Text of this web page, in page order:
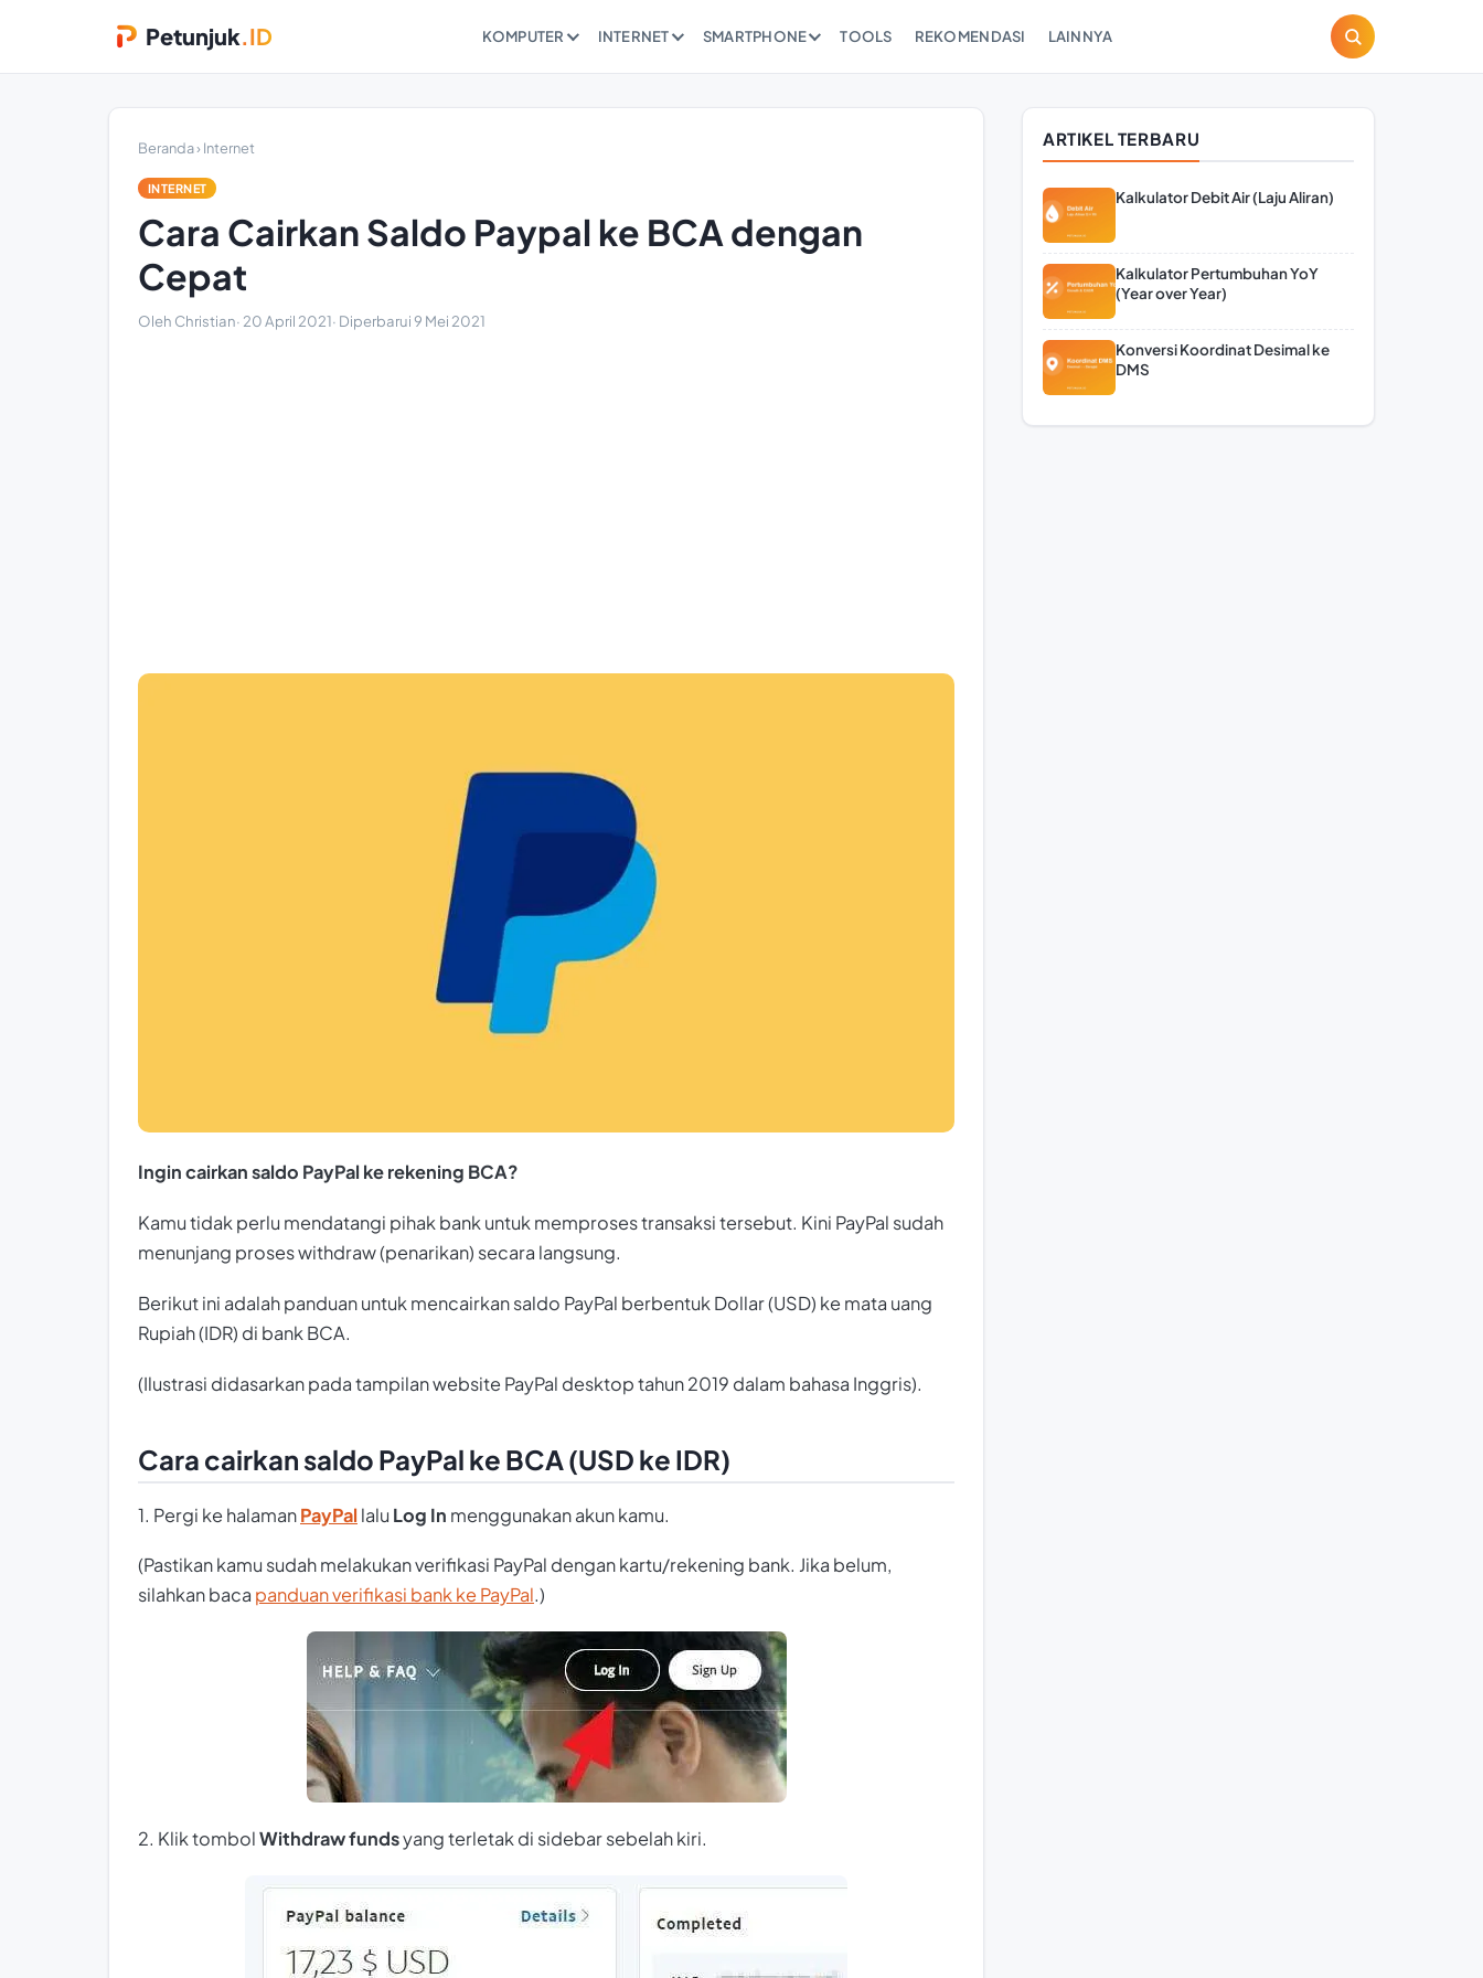
Petunjuk.ID KOMPUTER INTERNET SMARTPHONE TOOLS REKOMENDASI LAINNYA
Beranda›Internet
INTERNET
Cara Cairkan Saldo Paypal ke BCA dengan
Cepat
Oleh Christian· 20 April 2021· Diperbarui9 Mei 2021
Ingin cairkan saldo PayPal ke rekening BCA?
Kamu tidak perlu mendatangi pihak bank untuk memproses transaksi tersebut. Kini PayPal sudah
menunjang proseswithdraw(penarikan) secara langsung.
Berikut ini adalah panduan untuk mencairkan saldo PayPal berbentuk Dollar (USD) ke mata uang
Rupiah (IDR) di bank BCA.
(Ilustrasi didasarkan pada tampilan website PayPal desktop tahun 2019 dalam bahasa Inggris).
Cara cairkan saldo PayPal ke BCA (USD ke IDR)
1. Pergi ke halamanPayPallalu Log In menggunakan akun kamu.
(Pastikan kamu sudah melakukan verifikasi PayPal dengan kartu/rekening bank. Jika belum,
silahkan baca panduan verifikasi bank ke PayPal.)
2. Klik tombolWithdraw fundsyang terletak di sidebar sebelah kiri.
ARTIKEL TERBARU
Kalkulator Debit Air (Laju Aliran)
Kalkulator Pertumbuhan YoY
(Year over Year)
Konversi Koordinat Desimal ke
DMS